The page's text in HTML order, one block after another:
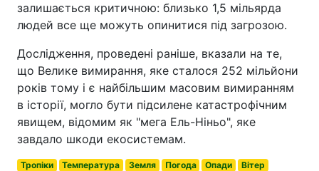
залишається критичною: близько 1,5 мільярда
людей все ще можуть опинитися під загрозою.
Дослідження, проведені раніше, вказали на те,
що Велике вимирання, яке сталося 252 мільйони
років тому і є найбільшим масовим вимиранням
в історії, могло бути підсилене катастрофічним
явищем, відомим як "мега Ель-Ніньо", яке
завдало шкоди екосистемам.
Тропіки Температура Земля Погода Опади
Вітер